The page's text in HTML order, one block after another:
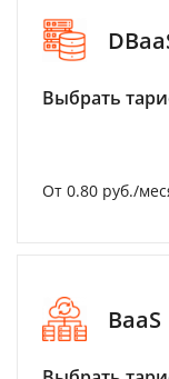
Выбрать
От 0.80 руб./
BaaS